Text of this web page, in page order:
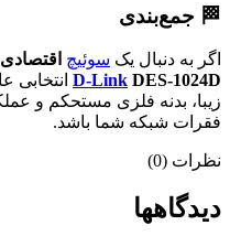
🏁 جمع‌بندی
اگر به دنبال یک سوئیچ
D-Link DES-1024D
زیبا، بدنه فلزی مستحکم و
فقرات شبکه شما باشد.
نظرات (0)
دیدگاهها